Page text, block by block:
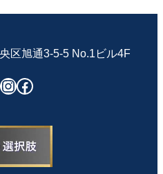
区旭通3-5-5 No.1ビル4F
Instagram
Facebook